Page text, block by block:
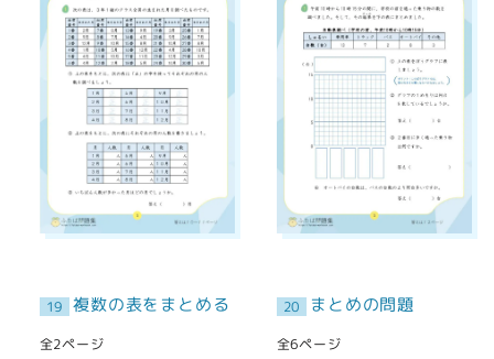
19 複数の表をまとめる
全2ページ
20 まとめの問題
全6ページ